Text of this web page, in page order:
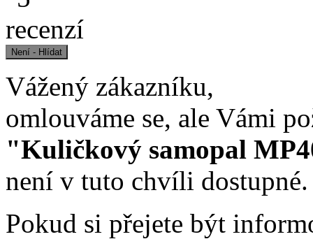
Vážený zákazníku,
omlouváme se, ale Vámi
"Kuličkový samopal
není v tuto chvíli dostupné.
Pokud si přejete být